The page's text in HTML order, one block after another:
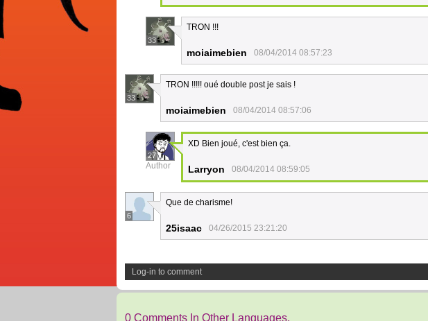
33
TRON !!!
moiaimebien 08/04/2014 08:57:23
33
TRON !!!!! oué double post je sais !
moiaimebien 08/04/2014 08:57:06
27
Author
XD Bien joué, c'est bien ça.
Larryon 08/04/2014 08:59:05
6
Que de charisme!
25isaac 04/26/2015 23:21:20
Log-in to comment
0 Comments In Other Languages.